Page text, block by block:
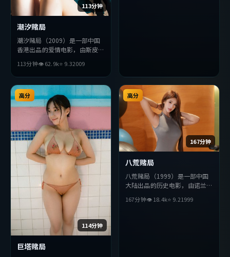
113分钟
潮汐赌局
潮汐赌局（2009）是一部中国
香港出品的爱情电影，由斯皮尔
优等主演。影片在叙事与视听上
力求突破，探讨人性与抉择，节
奏张弛有度，适合喜欢该类型的
观众完整观看。
113分钟👁62.9k⭐ 9.32009
114分钟
高分
巨塔赌局
167分钟
高分
八荒赌局
八荒赌局（1999）是一部中国
大陆出品的历史电影，由诺兰执
演。影片在叙事与视听上力求突
167分钟👁18.4k⭐ 9.21999